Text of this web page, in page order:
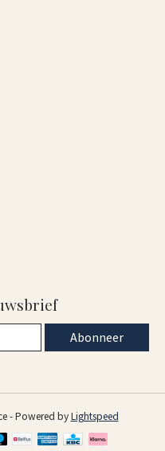
Abonneer
- Powered byLightspeed